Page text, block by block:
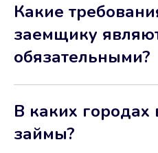
Какие
заемщику
обязательными?
В каких
займы?